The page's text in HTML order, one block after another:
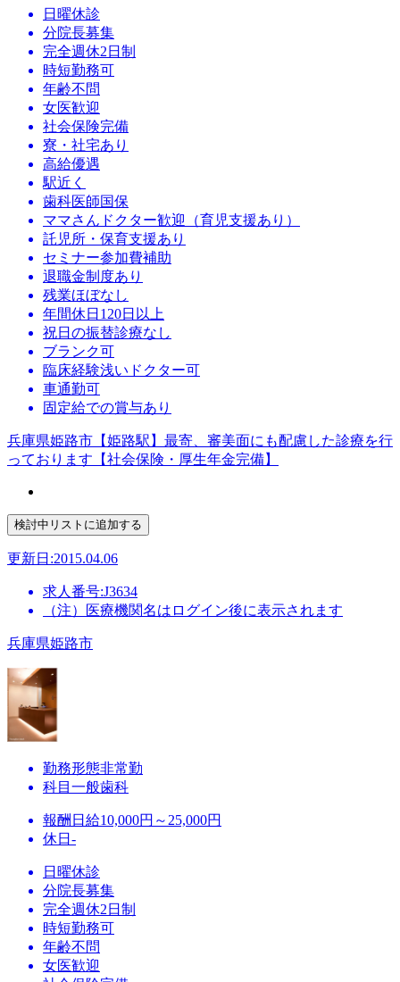
日曜休診
分院長募集
完全週休2日制
時短勤務可
年齢不問
女医歓迎
社会保険完備
寮・社宅あり
高給優遇
駅近く
歯科医師国保
ママさんドクター歓迎（育児支援あり）
託児所・保育支援あり
セミナー参加費補助
退職金制度あり
残業ほぼなし
年間休日120日以上
祝日の振替診療なし
ブランク可
臨床経験浅いドクター可
車通勤可
固定給での賞与あり
兵庫県姫路市【姫路駅】最寄、審美面にも配慮した診療を行
っております【社会保険・厚生年金完備】
更新日:2015.04.06
求人番号:J3634
（注）医療機関名はログイン後に表示されます
兵庫県姫路市
勤務形態非常勤
科目 一般歯科
報酬 日給10,000円～25,000円
休日 -
日曜休診
分院長募集
完全週休2日制
時短勤務可
年齢不問
女医歓迎